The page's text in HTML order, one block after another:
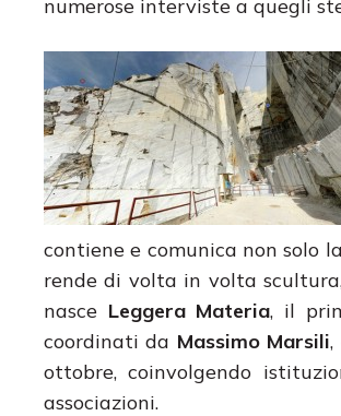
numerose interviste a quegli
contiene e comunica non solo
rende di volta in volta
nasce Leggera Materia, il
coordinati da Massimo Marsili,
ottobre, coinvolgendo
associazioni.